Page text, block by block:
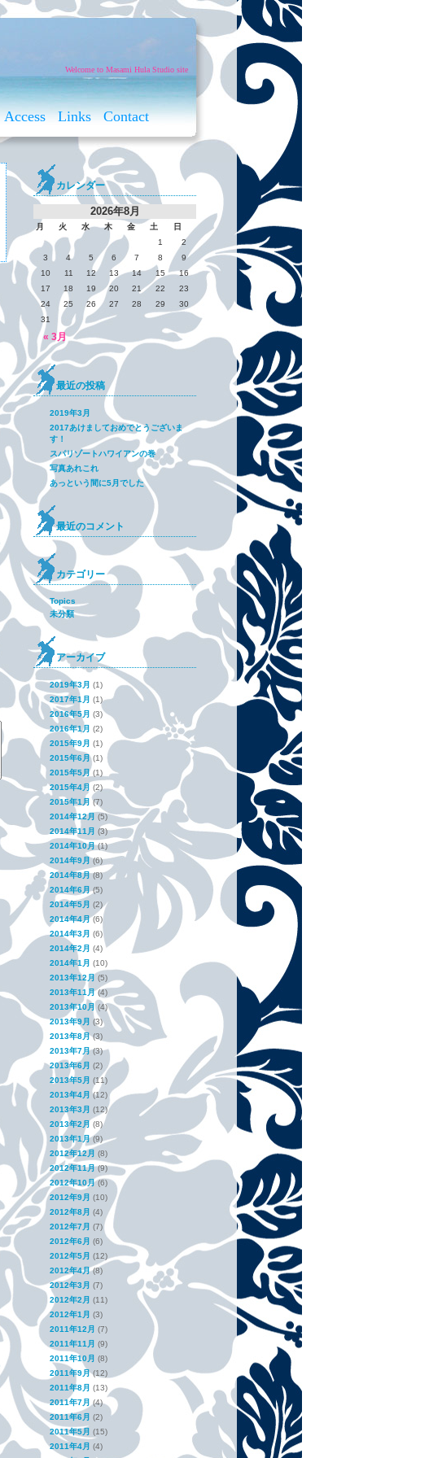
Welcome to Masami Hula Studio site
Access Links Contact
カレンダー
2026年8月
月 火 水 木 金 土 日
« 3月
1
2
3
4 5 6 7 8
9
10
11 12 13 14 15
16
17
18 19 20 21 22
23
24
25 26 27 28 29
30
31
最近の投稿
2019年3月
2017あけましておめでとうございま
す！
スパリゾートハワイアンの巻
写真あれこれ
あっという間に5月でした
最近のコメント
カテゴリー
Topics
未分類
アーカイブ
2019年3月 (1)
2017年1月 (1)
2016年5月 (3)
2016年1月 (2)
2015年9月 (1)
2015年6月(1)
2015年5月 (1)
2015年4月 (2)
2015年1月 (7)
2014年12月 (5)
2014年11月 (3)
2014年10月(1)
2014年9月 (6)
2014年8月(8)
2014年6月 (5)
2014年5月 (2)
2014年4月(6)
2014年3月 (6)
2014年2月 (4)
2014年1月 (10)
2013年12月 (5)
2013年11月(4)
2013年10月 (4)
2013年9月 (3)
2013年8月(3)
2013年7月(3)
2013年6月 (2)
2013年5月 (11)
2013年4月 (12)
2013年3月 (12)
2013年2月 (8)
2013年1月(9)
2012年12月 (8)
2012年11月(9)
2012年10月(6)
2012年9月 (10)
2012年8月 (4)
2012年7月 (7)
2012年6月 (6)
2012年5月 (12)
2012年4月(8)
2012年3月 (7)
2012年2月 (11)
2012年1月 (3)
2011年12月 (7)
2011年11月 (9)
2011年10月 (8)
2011年9月(12)
2011年8月 (13)
2011年7月 (4)
2011年6月 (2)
2011年5月 (15)
2011年4月 (4)